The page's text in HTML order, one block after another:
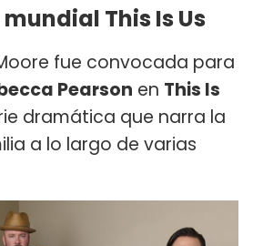
This Is Us
fue convocada para
Pearson en This Is
dramática que narra la
a lo largo de varias